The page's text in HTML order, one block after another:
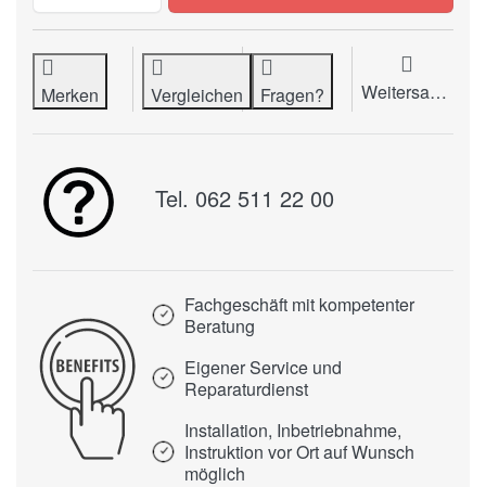
Merken Vergleichen Fragen? Weitersagen
Tel. 062 511 22 00
Fachgeschäft mit kompetenter
Beratung
Eigener Service und
Reparaturdienst
Installation, Inbetriebnahme,
Instruktion vor Ort auf Wunsch
möglich